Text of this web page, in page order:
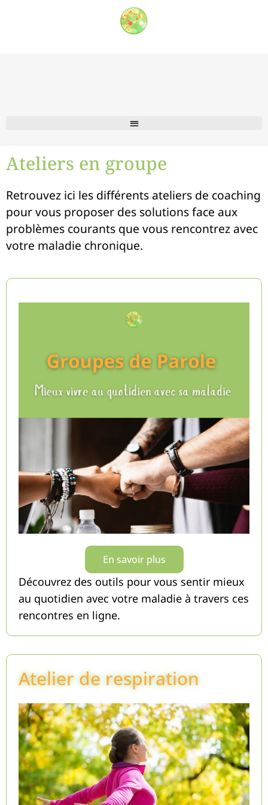
Ateliers en groupe
Retrouvez ici les différents ateliers de coaching
pour vous proposer des solutions face aux
problèmes courants que vous rencontrez avec
votre maladie chronique.
En savoir plus
Découvrez des outils pour vous sentir mieux
au quotidien avec votre maladie à travers ces
rencontres en ligne.
Atelier de respiration